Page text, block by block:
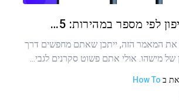
לפי מספר במהירות: 5…
המאמר הזה, ייתכן שאתם מחפשים דרך
מישהו. אולי אתם פשוט סקרנים לגבי...
ב How To